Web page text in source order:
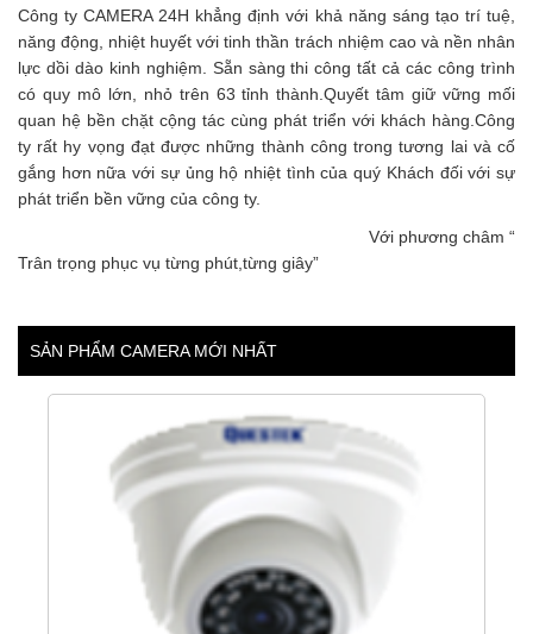
Công ty CAMERA 24H khẳng định với khả năng sáng tạo trí tuệ,
năng động, nhiệt huyết với tinh thần trách nhiệm cao và nền nhân
lực dồi dào kinh nghiệm. Sẵn sàng thi công tất cả các công trình
có quy mô lớn, nhỏ trên 63 tỉnh thành.Quyết tâm giữ vững mối
quan hệ bền chặt cộng tác cùng phát triển với khách hàng.Công
ty rất hy vọng đạt được những thành công trong tương lai và cố
gắng hơn nữa với sự ủng hộ nhiệt tình của quý Khách đối với sự
phát triển bền vững của công ty.
Với phương châm “
Trân trọng phục vụ từng phút,từng giây”
SẢN PHẨM CAMERA MỚI NHẤT